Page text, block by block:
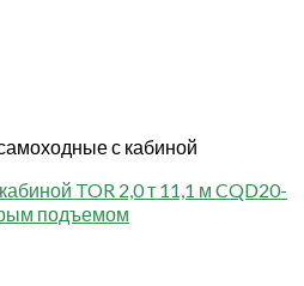
с кабиной
TOR 2,0 т 11,1 м CQD20-
подъемом